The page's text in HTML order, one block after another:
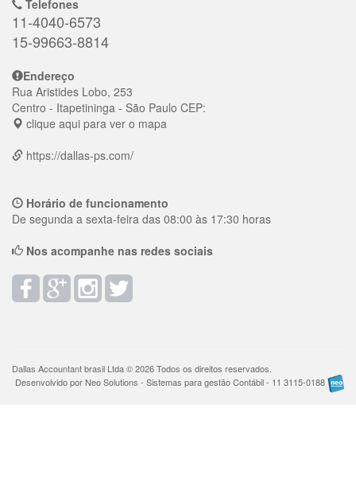
Telefones
11-4040-6573
15-99663-8814
Endereço
Rua Aristides Lobo, 253
Centro - Itapetininga - São Paulo CEP:
clique aqui para ver o mapa
https://dallas-ps.com/
Horário de funcionamento
De segunda a sexta-feira das 08:00 às 17:30 horas
Nos acompanhe nas redes sociais
Dallas Accountant brasil Ltda © 2026 Todos os direitos reservados.
Desenvolvido por Neo Solutions - Sistemas para gestão Contábil - 11 3115-0188